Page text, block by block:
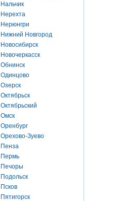
Нальчик
Нерехта
Нерюнгри
Нижний Новгород
Новосибирск
Новочеркасск
Обнинск
Одинцово
Озерск
Октябрьск
Октябрьский
Омск
Оренбург
Орехово-Зуево
Пенза
Пермь
Печоры
Подольск
Псков
Пятигорск